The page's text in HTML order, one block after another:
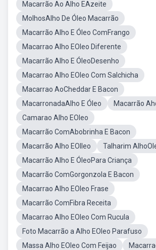
Macarrão Ao Alho EAzeite
MolhosAlho De Óleo Macarrão
Macarrão Alho E Óleo ComFrango
Macarrao Alho EOleo Diferente
Macarrão Alho E ÓleoDesenho
Macarrao Alho EOleo Com Salchicha
Macarrao AoCheddar E Bacon
MacarronadaAlho E Óleo
Macarrão
Camarao Alho EOleo
Macarrão ComAbobrinha E Bacon
Macarrão Alho EOlleo
Talharim
Macarrão Alho E ÓleoPara Criança
Macarrão ComGorgonzola E Bacon
Macarrao Alho EOleo Frase
Macarrão ComFibra Receita
Macarrao Alho EOleo Com Rucula
Foto Macarrão a Alho EOleo Parafuso
Massa Alho EOleo Com Feijao